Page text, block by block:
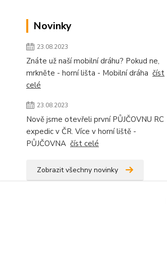
Novinky
23.08.2023
Znáte už naší mobilní dráhu? Pokud ne,
mrkněte - horní lišta - Mobilní dráha číst
celé
23.08.2023
Nově jsme otevřeli první PŮJČOVNU RC
expedic v ČR. Více v horní liště -
PŮJČOVNA číst celé
Zobrazit všechny novinky